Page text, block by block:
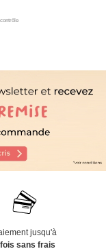
jusqu'à
sans frais